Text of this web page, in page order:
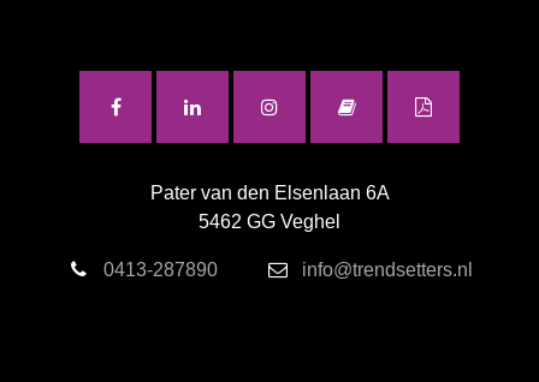
Pater van den Elsenlaan 6A
5462 GG Veghel
0413-287890
info@trendsetters.nl